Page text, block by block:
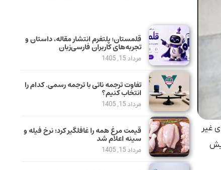
غیر
قلمستان؛ پلتفرم انتشار مقاله، داستان و
تجربه‌های کاربران فارسی‌زبان
مرداد 15, 1405
تفاوت ترجمه ناتی با ترجمه رسمی. کدام را
انتخاب کنیم؟
مرداد 15, 1405
قیمت مرغ همه را غافلگیر کرد؛ نرخ فیله و
سینه اعلام شد
مرداد 15, 1405